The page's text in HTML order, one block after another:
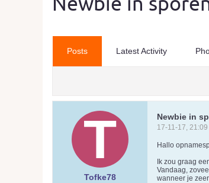
Posts Latest Activity
Tofke78
Newbie in
17-11-17, 21:09
Hallo
Ik zou graag
Vandaag,
wanneer je